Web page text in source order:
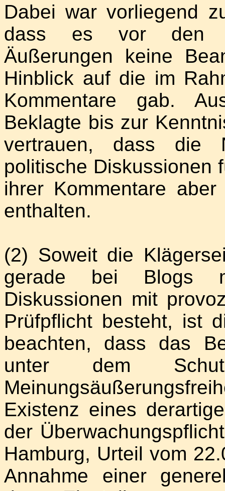
Dabei war vorliegend
dass es vor den
Äußerungen keine
Hinblick auf die im
Kommentare gab.
Beklagte bis zur
vertrauen, dass die
politische Diskussionen
ihrer Kommentare
enthalten.
(2) Soweit die
gerade bei Blogs
Diskussionen mit
Prüfpflicht besteht, ist
beachten, dass das
unter dem
Existenz eines
der
Hamburg, Urteil vom
Annahme einer